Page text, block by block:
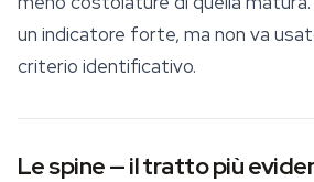
un indicatore forte, ma non va
criterio identificativo.
Le spine — il tratto più